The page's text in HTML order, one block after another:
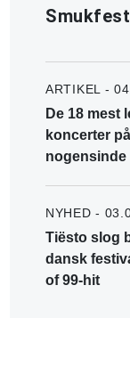
ARTIKEL -
De 18 mest
koncerter
nogensinde
NYHED -
Tiësto slog
dansk
of 99-hit